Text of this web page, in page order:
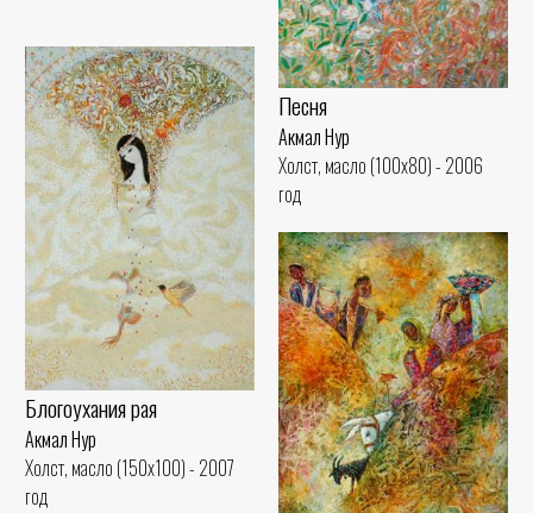
Песня
Акмал Нур
Холст, масло (100x80) - 2006
год
Блогоухания рая
Акмал Нур
Холст, масло (150x100) - 2007
год